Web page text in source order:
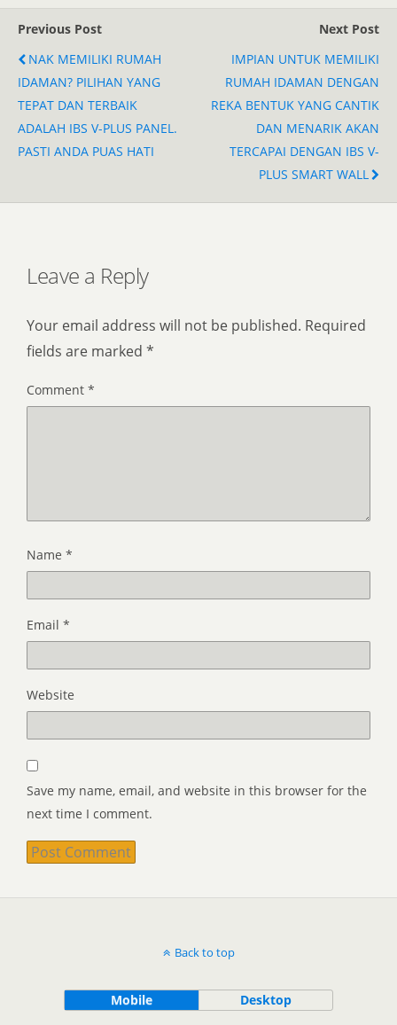
Previous Post
NAK MEMILIKI RUMAH
IDAMAN? PILIHAN YANG
TEPAT DAN TERBAIK
ADALAH IBS V-PLUS PANEL.
PASTI ANDA PUAS HATI
Next Post
IMPIAN UNTUK MEMILIKI
RUMAH IDAMAN DENGAN
REKA BENTUK YANG CANTIK
DAN MENARIK AKAN
TERCAPAI DENGAN IBS V-
PLUS SMART WALL
Leave a Reply
Your email address will not be published. Required
fields are marked *
Comment *
Name *
Email *
Website
Save my name, email, and website in this browser for the
next time I comment.
Back to top
Mobile Desktop